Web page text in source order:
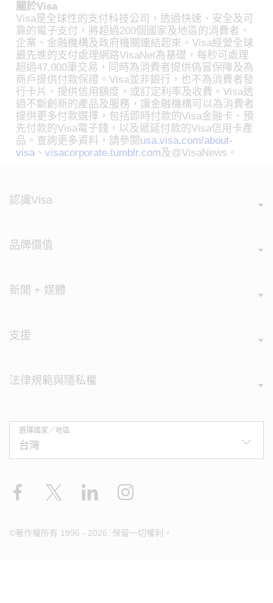
關於Visa
Visa是全球性的支付科技公司，透過快速、安全及可
靠的電子支付，將超過200個國家及地區的消費者、
企業、金融機構及政府機關連結起來。Visa經營全球
最先進的支付處理網路VisaNet為基礎，每秒可處理
超過47,000筆交易，同時為消費者提供偽冒保障及為
商戶提供付款保證。Visa並非銀行，也不為消費者發
行卡片、提供信用額度，或訂定利率及收費。Visa透
過不斷創新的產品及服務，讓金融機構可以為消費者
提供更多付款選擇，包括即時付款的Visa金融卡、預
先付款的Visa電子錢，以及遞延付款的Visa信用卡產
品。查詢更多資料，請參閱 usa.visa.com/about-
visa、visacorporate.tumblr.com及@VisaNews。
認識Visa
品牌價值
新聞 + 媒體
支援
法律規範與隱私權
選擇國家／地區
Facebook LinkedIn
©著作權所有 1996 - 2026. 保留一切權利。